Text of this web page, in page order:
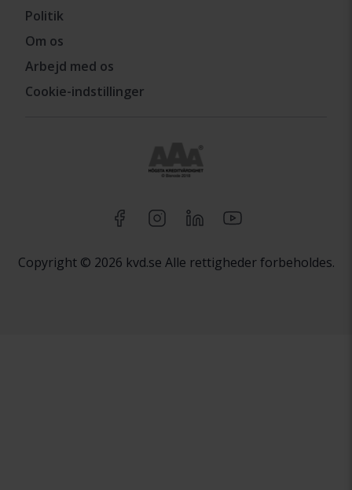
Politik
Om os
Arbejd med os
Cookie-indstillinger
Copyright © 2026 kvd.se Alle rettigheder forbeholdes.